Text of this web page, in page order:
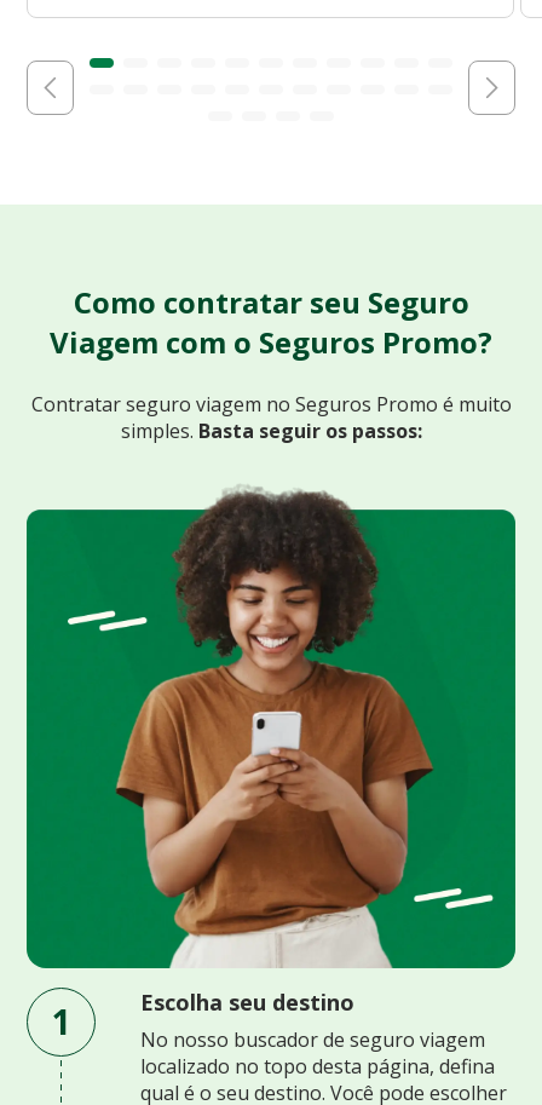
Como contratar seu Seguro
Viagem com o Seguros Promo?
Contratar seguro viagem no Seguros Promo é muito
simples. Basta seguir os passos:
1 Escolha seu destino
No nosso buscador de seguro viagem
localizado no topo desta página, defina
qual é o seu destino. Você pode escolher